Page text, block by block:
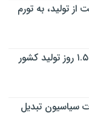
تولید، به تورم
صادرات ۱۰ هزار تن مرغ معادل ۱.۵ روز تولید کشور
سیاسیون تبدیل